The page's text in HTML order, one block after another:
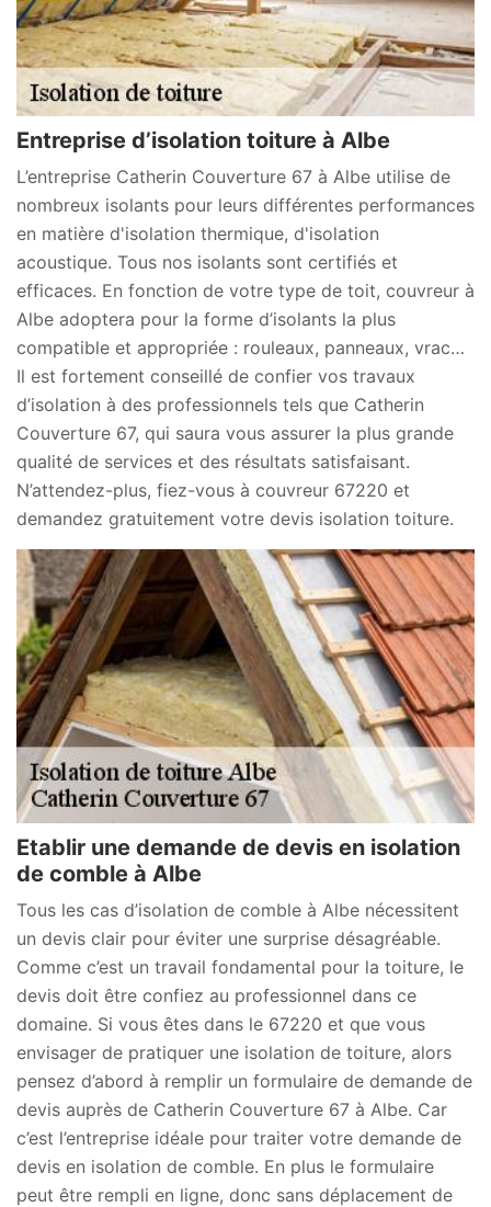
Entreprise d’isolation toiture à Albe
L’entreprise Catherin Couverture 67 à Albe utilise de
nombreux isolants pour leurs différentes performances
en matière d'isolation thermique, d'isolation
acoustique. Tous nos isolants sont certifiés et
efficaces. En fonction de votre type de toit, couvreur à
Albe adoptera pour la forme d’isolants la plus
compatible et appropriée : rouleaux, panneaux, vrac…
Il est fortement conseillé de confier vos travaux
d’isolation à des professionnels tels que Catherin
Couverture 67, qui saura vous assurer la plus grande
qualité de services et des résultats satisfaisant.
N’attendez-plus, fiez-vous à couvreur 67220 et
demandez gratuitement votre devis isolation toiture.
Etablir une demande de devis en isolation
de comble à Albe
Tous les cas d’isolation de comble à Albe nécessitent
un devis clair pour éviter une surprise désagréable.
Comme c’est un travail fondamental pour la toiture, le
devis doit être confiez au professionnel dans ce
domaine. Si vous êtes dans le 67220 et que vous
envisager de pratiquer une isolation de toiture, alors
pensez d’abord à remplir un formulaire de demande de
devis auprès de Catherin Couverture 67 à Albe. Car
c’est l’entreprise idéale pour traiter votre demande de
devis en isolation de comble. En plus le formulaire
peut être rempli en ligne, donc sans déplacement de